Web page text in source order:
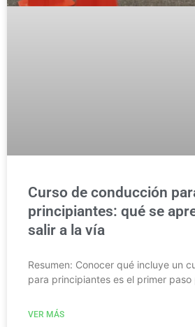
Curso de conducción
principiantes: qué se
salir a la vía
Resumen: Conocer qué incluye un
para principiantes es el primer paso
VER MÁS